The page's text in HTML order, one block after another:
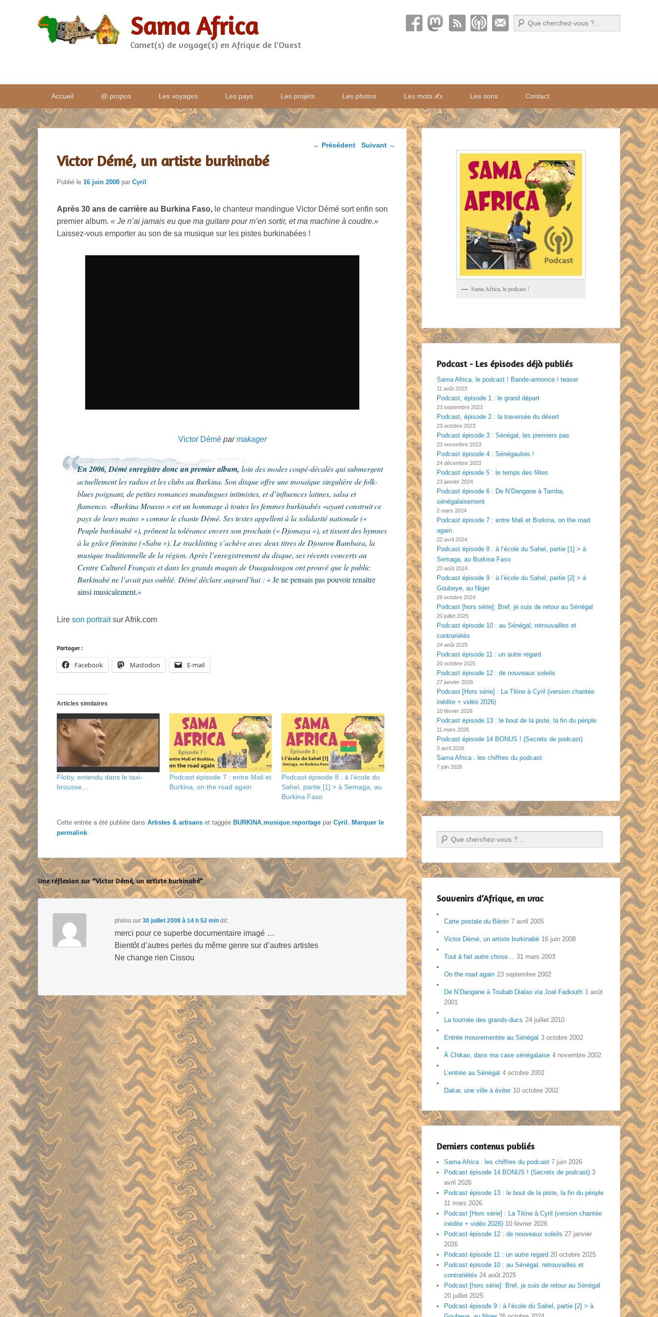
Sama Africa
Carnet(s) de voyage(s) en Afrique de l'Ouest
Recherche
Accueil @ propos Les voyages Les pays Les projets Les photos Les mots ✍️ Les sons Contact
Parcourir les articles
← Précédent Suivant →
Victor Démé, un artiste burkinabé
Publié le 16 juin 2008 par Cyril
Après 30 ans de carrière au Burkina Faso, le chanteur mandingue Victor Démé sort enfin son
premier album. « Je n’ai jamais eu que ma guitare pour m’en sortir, et ma machine à coudre.»
Laissez-vous emporter au son de sa musique sur les pistes burkinabées !
Victor Démé parmakager
En 2006, Démé enregistre donc un premier album, loin des modes coupé-décalés qui submergent
actuellement les radios et les clubs au Burkina. Son disque offre une mosaïque singulière de folk-
blues poignant, de petites romances mandingues intimistes, et d’influences latines, salsa et
flamenco. «Burkina Mousso » est un hommage à toutes les femmes burkinabés «ayant construit ce
pays de leurs mains » comme le chante Démé. Ses textes appellent à la solidarité nationale («
Peuple burkinabé »), prônent la tolérance envers son prochain (« Djomaya »), et tissent des hymnes
à la grâce féminine («Sabu »). Le tracklisting s’achève avec deux titres de Djourou Bambara, la
musique traditionnelle de la région. Après l’enregistrement du disque, ses récents concerts au
Centre Culturel Français et dans les grands maquis de Ouagadougou ont prouvé que le public
Burkinabé ne l’avait pas oublié. Démé déclare aujourd’hui : « Je ne pensais pas pouvoir renaître
ainsi musicalement.»
Lire son portraitsur Afrik.com
Partager :
Facebook Mastodon E-mail
Articles similaires
Floby, entendu dans le taxi-
brousse…
Podcast épisode 7 : entre Mali et
Burkina, on the road again
Podcast épisode 8 : à l’école du
Sahel, partie [1] > à Semaga, au
Burkina Faso
Cette entrée a été publiée dans Artistes & artisans et taggée BURKINA musique reportage par Cyril. Marquer le
permalink
Une réflexion sur “Victor Démé, un artiste burkinabé”
philou sur 30 juillet 2008 à 14 h 52 min dit:
merci pour ce superbe documentaire imagé …
Bientôt d’autres perles du même genre sur d’autres artistes
Ne change rien Cissou
Sama Africa, le podcast !
Podcast - Les épisodes déjà publiés
Sama Africa, le podcast ! Bande-annonce / teaser
11 août 2023
Podcast, épisode 1 : le grand départ
23 septembre 2023
Podcast, épisode 2 : la traversée du désert
23 octobre 2023
Podcast épisode 3 : Sénégal, les premiers pas
23 novembre 2023
Podcast épisode 4 : Sénégaulois !
24 décembre 2023
Podcast épisode 5 : le temps des fêtes
23 janvier 2024
Podcast épisode 6 : De N’Dangane à Tamba,
sénégalaisement
2 mars 2024
Podcast épisode 7 : entre Mali et Burkina, on the road
again
22 avril 2024
Podcast épisode 8 : à l’école du Sahel, partie [1] > à
Semaga, au Burkina Faso
23 août 2024
Podcast épisode 9 : à l’école du Sahel, partie [2] > à
Goubeye, au Niger
26 octobre 2024
Podcast [hors série]: Bref, je suis de retour au Sénégal
20 juillet 2025
Podcast épisode 10 : au Sénégal, retrouvailles et
contrariétés
24 août 2025
Podcast épisode 11 : un autre regard
20 octobre 2025
Podcast épisode 12 : de nouveaux soleils
27 janvier 2026
Podcast [Hors série] : La Titine à Cyril (version chantée
inédite + vidéo 2026)
10 février 2026
Podcast épisode 13 : le bout de la piste, la fin du périple
11 mars 2026
Podcast épisode 14 BONUS ! (Secrets de podcast)
3 avril 2026
Sama Africa : les chiffres du podcast
7 juin 2026
Recherche
Souvenirs d’Afrique, en vrac
Carte postale du Bénin 7 avril 2005
Victor Démé, un artiste burkinabé 16 juin 2008
Tout à fait autre chose… 31 mars 2003
On the road again 23 septembre 2002
De N’Dangane à Toubab Dialao via Joal Fadiouth 1 août
2001
La tournée des grands-ducs 24 juillet 2010
Entrée mouvementée au Sénégal 3 octobre 2002
À Chikao, dans ma case sénégalaise 4 novembre 2002
L’entrée au Sénégal 4 octobre 2002
Dakar, une ville à éviter 10 octobre 2002
Derniers contenus publiés
Sama Africa : les chiffres du podcast 7 juin 2026
Podcast épisode 14 BONUS ! (Secrets de podcast) 3
avril 2026
Podcast épisode 13 : le bout de la piste, la fin du périple
11 mars 2026
Podcast [Hors série] : La Titine à Cyril (version chantée
inédite + vidéo 2026) 10 février 2026
Podcast épisode 12 : de nouveaux soleils 27 janvier
2026
Podcast épisode 11 : un autre regard 20 octobre 2025
Podcast épisode 10 : au Sénégal, retrouvailles et
contrariétés 24 août 2025
Podcast [hors série]: Bref, je suis de retour au Sénégal
20 juillet 2025
Podcast épisode 9 : à l’école du Sahel, partie [2] > à